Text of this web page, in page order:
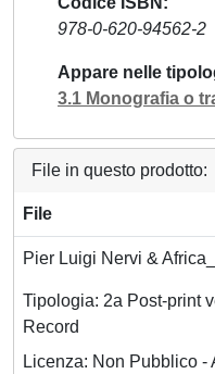
978-0-620-94562-2
Appare nelle
3.1 Monografia o
File in questo prodotto:
File
Pier Luigi Nervi &
Tipologia: 2a Post-print
Record
Licenza: Non Pubblico -